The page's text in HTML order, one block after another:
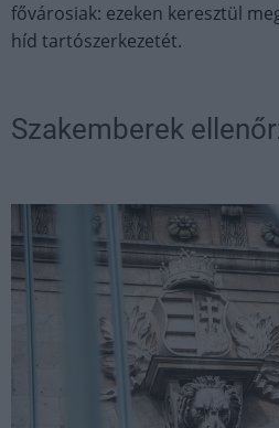
fővárosiak: ezeken keresztül
híd tartószerkezetét.
Szakemberek